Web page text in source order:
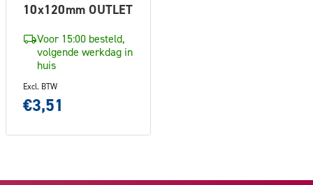
10x120mm OUTLET
Voor 15:00 besteld,
volgende werkdag in
huis
Excl. BTW
€3,51